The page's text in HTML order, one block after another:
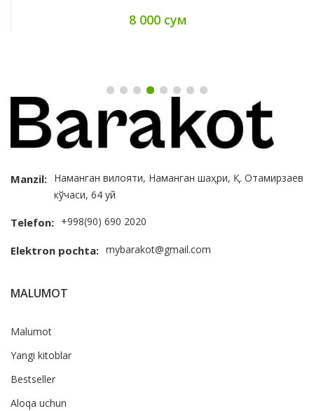
8 000 сум
Manzil: Наманган вилояти, Наманган шаҳри, Қ. Отамирзаев
кўчаси, 64 уй
Telefon: +998(90) 690 2020
Elektron pochta: mybarakot@gmail.com
MALUMOT
Malumot
Yangi kitoblar
Bestseller
Aloqa uchun